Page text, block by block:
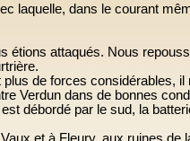
laquelle, dans le courant
étions attaqués. Nous
de forces
Verdun dans de bonnes
débordé par le sud, la